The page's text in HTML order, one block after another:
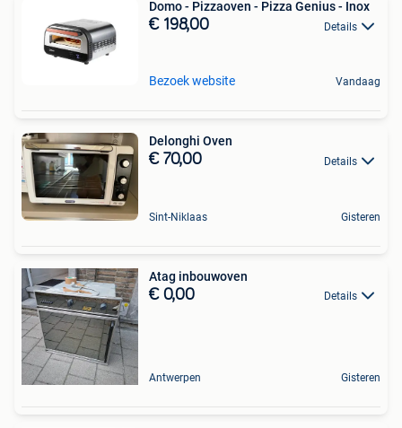
Domo - Pizzaoven - Pizza Genius - Inox
€ 198,00 Details
Bezoek website Vandaag
Delonghi Oven
€ 70,00 Details
Sint-Niklaas Gisteren
Atag inbouwoven
€ 0,00 Details
Antwerpen Gisteren